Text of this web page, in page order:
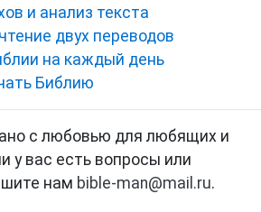
и анализ текста
двух переводов
на каждый день
Библию
с любовью для любящих и
у вас есть вопросы или
нам bible-man@mail.ru.